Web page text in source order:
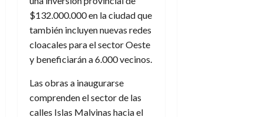
$132.000.000 en la ciudad que
también incluyen nuevas redes
cloacales para el sector Oeste
y beneficiarán a 6.000 vecinos.
Las obras a inaugurarse
comprenden el sector de las
calles Islas Malvinas hacia el